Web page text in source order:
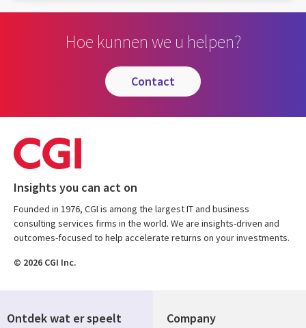
Hoe kunnen we u helpen?
contact
Insights you can act on
Founded in 1976, CGI is among the largest IT and business
consulting services firms in the world. We are insights-driven and
outcomes-focused to help accelerate returns on your investments.
© 2026 CGI Inc.
Company
Ontdek wat er speelt